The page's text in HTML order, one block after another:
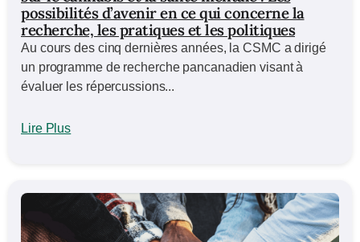
possibilités d’avenir en ce qui concerne la
recherche, les pratiques et les politiques
Au cours des cinq dernières années, la CSMC a dirigé
un programme de recherche pancanadien visant à
évaluer les répercussions...
Lire Plus